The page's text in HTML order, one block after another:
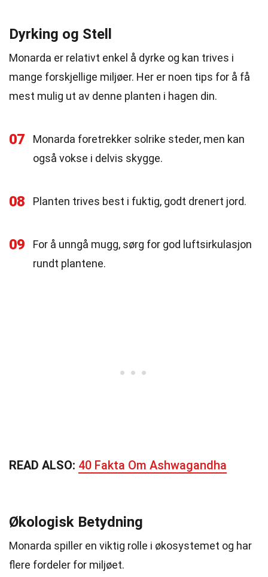
Dyrking og Stell
Monarda er relativt enkel å dyrke og kan trives i
mange forskjellige miljøer. Her er noen tips for å få
mest mulig ut av denne planten i hagen din.
07
Monarda foretrekker solrike steder, men kan
også vokse i delvis skygge.
08 Planten trives best i fuktig, godt drenert jord.
09
For å unngå mugg, sørg for god luftsirkulasjon
rundt plantene.
READ ALSO: 40 Fakta Om Ashwagandha
Økologisk Betydning
Monarda spiller en viktig rolle i økosystemet og har
flere fordeler for miljøet.